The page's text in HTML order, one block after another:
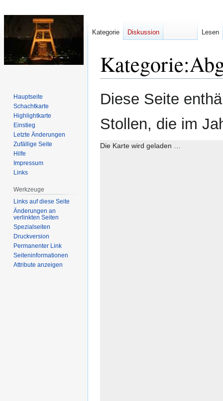
Kategorie:
Zur
Navigation
Zur
Suche
Diese Seite
Stollen, die im
Die Karte wird geladen …
Kategorie Diskussion Lesen
Hauptseite
Schachtkarte
Highlightkarte
Einstieg
Letzte Änderungen
Zufällige Seite
Hilfe
Impressum
Links
Werkzeuge
Links auf diese Seite
Änderungen an
verlinkten Seiten
Spezialseiten
Druckversion
Permanenter Link
Seiten­­informationen
Attribute anzeigen